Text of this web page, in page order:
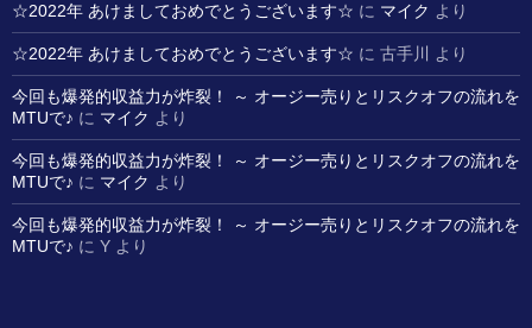
☆2022年 あけましておめでとうございます☆ に マイク より
☆2022年 あけましておめでとうございます☆ に 古手川 より
今回も爆発的収益力が炸裂！ ～ オージー売りとリスクオフの流れを
MTUで♪ に マイク より
今回も爆発的収益力が炸裂！ ～ オージー売りとリスクオフの流れを
MTUで♪ に マイク より
今回も爆発的収益力が炸裂！ ～ オージー売りとリスクオフの流れを
MTUで♪ に Y より